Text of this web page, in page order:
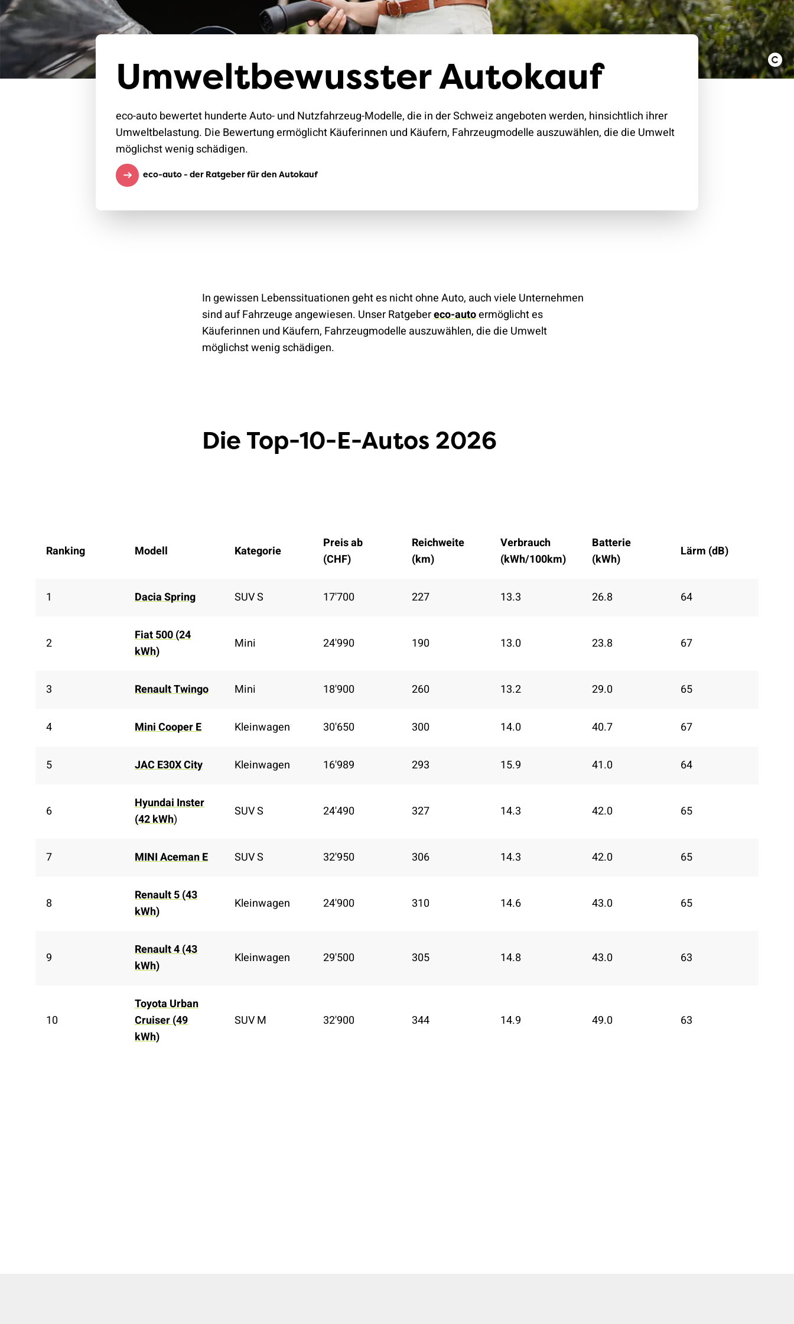
Umweltbewusster Autokauf
eco-auto bewertet hunderte Auto- und Nutzfahrzeug-Modelle, die in der Schweiz angeboten werden, hinsichtlich ihrer
Umweltbelastung. Die Bewertung ermöglicht Käuferinnen und Käufern, Fahrzeugmodelle auszuwählen, die die Umwelt
möglichst wenig schädigen.
eco-auto - der Ratgeber für den Autokauf
In gewissen Lebenssituationen geht es nicht ohne Auto, auch viele Unternehmen
sind auf Fahrzeuge angewiesen. Unser Ratgebereco-autoermöglicht es
Käuferinnen und Käufern, Fahrzeugmodelle auszuwählen, die die Umwelt
möglichst wenig schädigen.
Die Top-10-E-Autos 2026
Ranking Modell Kategorie
Preis ab
(CHF)
Reichweite
(km)
Verbrauch
(kWh/100km)
Batterie
(kWh)
Lärm (dB)
1 Dacia Spring SUV S 17'700 227 13.3 26.8 64
2
Fiat 500 (24
kWh)
Mini 24'990 190 13.0 23.8 67
3 Renault Twingo Mini 18'900 260 13.2 29.0 65
4 Mini Cooper E Kleinwagen 30'650 300 14.0 40.7 67
5 JAC E30X City Kleinwagen 16'989 293 15.9 41.0 64
6
Hyundai Inster
(42 kWh)
SUV S 24'490 327 14.3 42.0 65
7 MINI Aceman E SUV S 32'950 306 14.3 42.0 65
8
Renault 5 (43
kWh)
Kleinwagen 24'900 310 14.6 43.0 65
9
Renault 4 (43
kWh)
Kleinwagen 29'500 305 14.8 43.0 63
10
Toyota Urban
Cruiser (49
kWh)
SUV M 32'900 344 14.9 49.0 63